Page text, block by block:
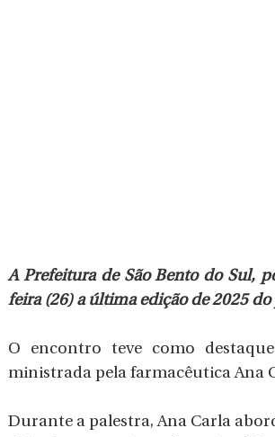
A Prefeitura de São Bento do Sul,
feira (26) a última edição de 2025
O encontro teve como
ministrada pela farmacêutica Ana
Durante a palestra, Ana Carla